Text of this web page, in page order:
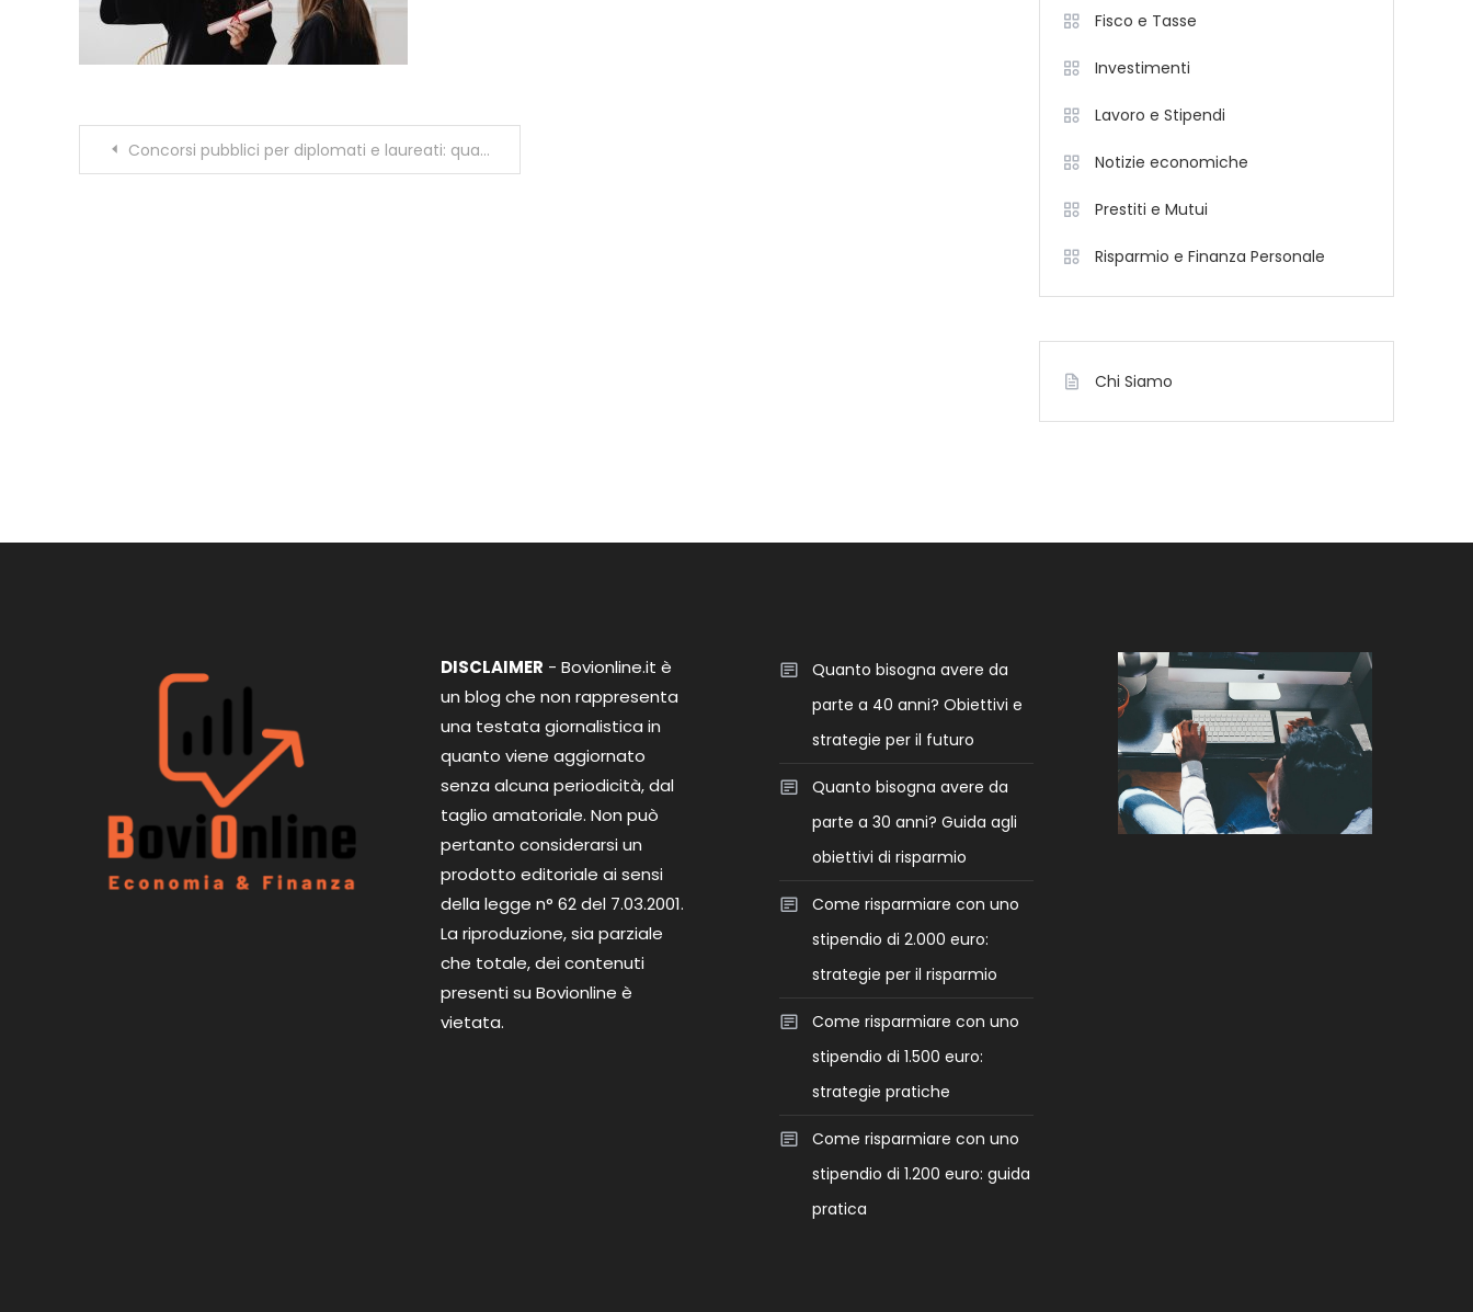
Navigazione
Concorsi pubblici per diplomati e laureati: quali scegliere nel 2026
Fisco e Tasse
Investimenti
Lavoro e Stipendi
Notizie economiche
Prestiti e Mutui
Risparmio e Finanza Personale
Chi Siamo
DISCLAIMER - Bovionline.it è
un blog che non rappresenta
una testata giornalistica in
quanto viene aggiornato
senza alcuna periodicità, dal
taglio amatoriale. Non può
pertanto considerarsi un
prodotto editoriale ai sensi
della legge n° 62 del 7.03.2001.
La riproduzione, sia parziale
che totale, dei contenuti
presenti su Bovionline è
vietata.
Quanto bisogna avere da
parte a 40 anni? Obiettivi e
strategie per il futuro
Quanto bisogna avere da
parte a 30 anni? Guida agli
obiettivi di risparmio
Come risparmiare con uno
stipendio di 2.000 euro:
strategie per il risparmio
Come risparmiare con uno
stipendio di 1.500 euro:
strategie pratiche
Come risparmiare con uno
stipendio di 1.200 euro: guida
pratica